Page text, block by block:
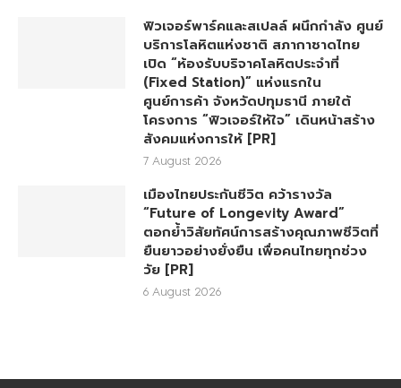
ฟิวเจอร์พาร์คและสเปลล์ ผนึกกำลัง ศูนย์
บริการโลหิตแห่งชาติ สภากาชาดไทย
เปิด “ห้องรับบริจาคโลหิตประจำที่
(Fixed Station)” แห่งแรกใน
ศูนย์การค้า จังหวัดปทุมธานี ภายใต้
โครงการ “ฟิวเจอร์ให้ใจ” เดินหน้าสร้าง
สังคมแห่งการให้ [PR]
7 August 2026
เมืองไทยประกันชีวิต คว้ารางวัล
“Future of Longevity Award”
ตอกย้ำวิสัยทัศน์การสร้างคุณภาพชีวิตที่
ยืนยาวอย่างยั่งยืน เพื่อคนไทยทุกช่วง
วัย [PR]
6 August 2026